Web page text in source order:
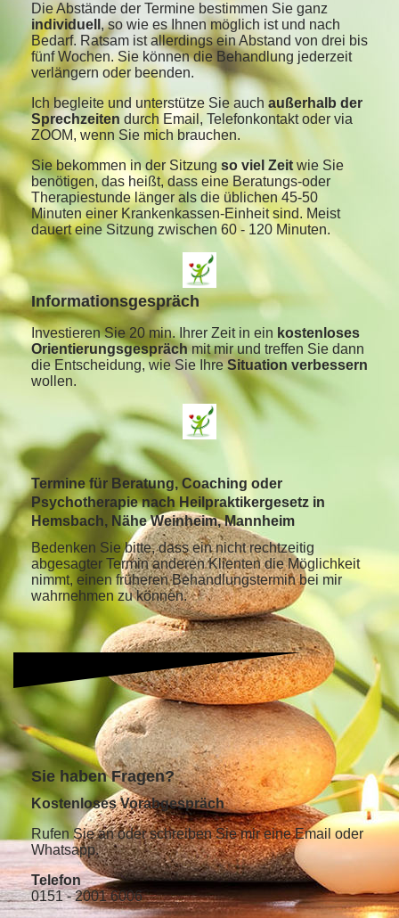
Die Abstände der Termine bestimmen Sie ganz
individuell , so wie es Ihnen möglich ist und nach
Bedarf. Ratsam ist allerdings ein Abstand von drei bis
fünf Wochen. Sie können die Behandlung jederzeit
verlängern oder beenden.
Ich begleite und unterstütze Sie auch außerhalb der
Sprechzeiten durch Email, Telefonkontakt oder via
ZOOM, wenn Sie mich brauchen.
Sie bekommen in der Sitzung so viel Zeit wie Sie
benötigen, das heißt, dass eine Beratungs-oder
Therapiestunde länger als die üblichen 45-50
Minuten einer Krankenkassen-Einheit sind. Meist
dauert eine Sitzung zwischen 60 - 120 Minuten.
Informationsgespräch
Investieren Sie 20 min. Ihrer Zeit in ein kostenloses
Orientierungsgesprächmit mir und treffen Sie dann
die Entscheidung, wie Sie IhreSituation verbessern
wollen.
Termine für Beratung, Coaching oder
Psychotherapie nach Heilpraktikergesetz in
Hemsbach, Nähe Weinheim, Mannheim
Bedenken Sie bitte, dass ein nicht rechtzeitig
abgesagter Termin anderen Klienten die Möglichkeit
nimmt, einen früheren Behandlungstermin bei mir
wahrnehmen zu können.
Sie haben Fragen?
Kostenloses Vorabgespräch
Rufen Sie an oder schreiben Sie mir eine Email oder
Whatsapp.
Telefon
0151 - 2001 6006